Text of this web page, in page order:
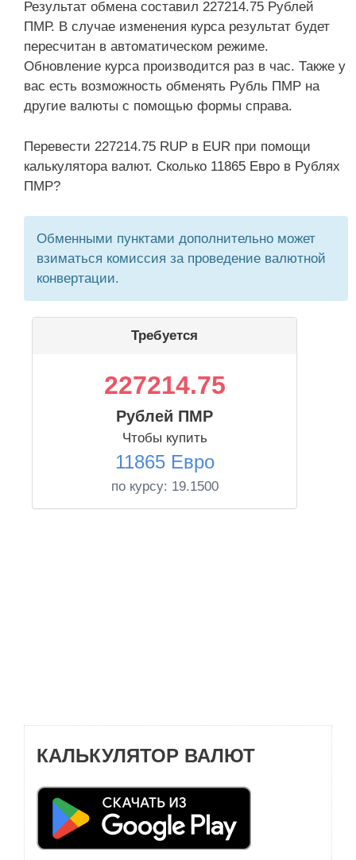
Результат обмена составил 227214.75 Рублей
ПМР. В случае изменения курса результат будет
пересчитан в автоматическом режиме.
Обновление курса производится раз в час. Также у
вас есть возможность обменять Рубль ПМР на
другие валюты с помощью формы справа.
Перевести 227214.75 RUP в EUR при помощи
калькулятора валют. Сколько 11865 Евро в Рублях
ПМР?
Обменными пунктами дополнительно может
взиматься комиссия за проведение валютной
конвертации.
Требуется
227214.75
Рублей ПМР
Чтобы купить
11865 Евро
по курсу: 19.1500
КАЛЬКУЛЯТОР ВАЛЮТ